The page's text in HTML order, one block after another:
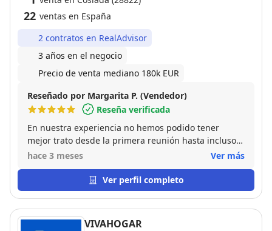
22 ventas en España
2 contratos en RealAdvisor
3 años en el negocio
Precio de venta mediano 180k EUR
Reseñado por Margarita P. (Vendedor)
Reseña verificada
En nuestra experiencia no hemos podido tener
mejor trato desde la primera reunión hasta incluso
después de la firma. Cercanos, amables y muy
hace 3 meses Ver más
Ver perfil completo
VIVAHOGAR